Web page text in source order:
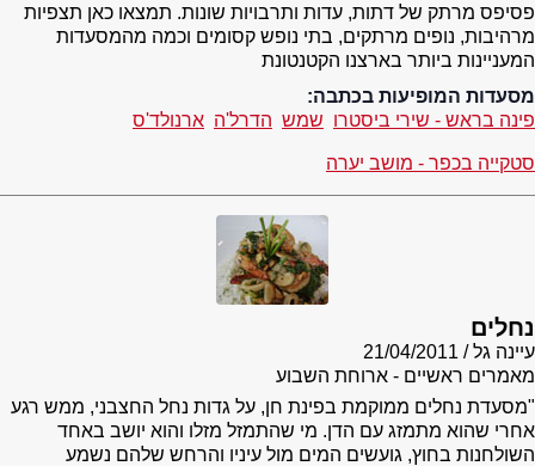
פסיפס מרתק של דתות, עדות ותרבויות שונות. תמצאו כאן תצפיות
מרהיבות, נופים מרתקים, בתי נופש קסומים וכמה מהמסעדות
המעניינות ביותר בארצנו הקטנטונת
מסעדות המופיעות בכתבה:
פינה בראש - שירי ביסטרו שמש הדרל'ה ארנולד'ס
סטקייה בכפר - מושב יערה
נחלים
עיינה גל
21/04/2011
מאמרים ראשיים - ארוחת השבוע
"מסעדת נחלים ממוקמת בפינת חן, על גדות נחל החצבני, ממש רגע
אחרי שהוא מתמזג עם הדן. מי שהתמזל מזלו והוא יושב באחד
השולחנות בחוץ, גועשים המים מול עיניו והרחש שלהם נשמע